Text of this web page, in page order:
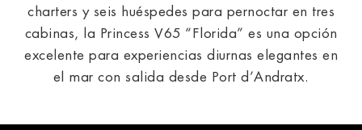
charters y seis huéspedes para pernoctar en tres
cabinas, la Princess V65 “Florida” es una opción
excelente para experiencias diurnas elegantes en
el mar con salida desde Port d’Andratx.